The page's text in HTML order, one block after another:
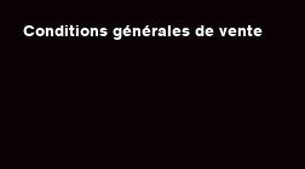
Conditions générales de vente